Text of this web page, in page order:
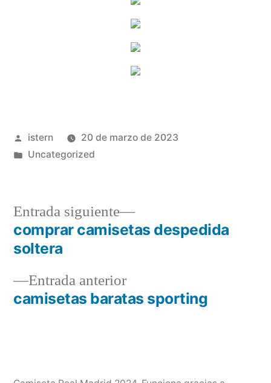
Publicado
por
istern
20 de marzo de 2023
Publicado
Uncategorized
Navegación
entradas
Entrada anteriorEntrada
anterior:
camisetas baratas sporting
Entrada siguiente
Entrada
siguiente:
comprar camisetas despedida
soltera